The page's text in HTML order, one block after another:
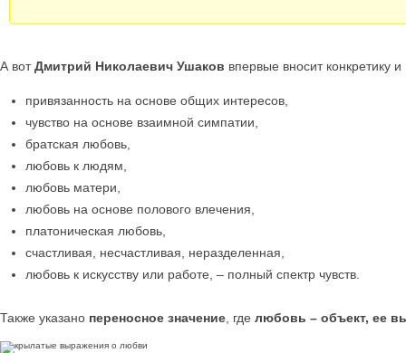
А вотДмитрий Николаевич Ушаков впервые вносит конкретику и
привязанность на основе общих интересов,
чувство на основе взаимной симпатии,
братская любовь,
любовь к людям,
любовь матери,
любовь на основе полового влечения,
платоническая любовь,
счастливая, несчастливая, неразделенная,
любовь к искусству или работе, – полный спектр чувств.
Также указано переносное значение , где любовь – объект, ее